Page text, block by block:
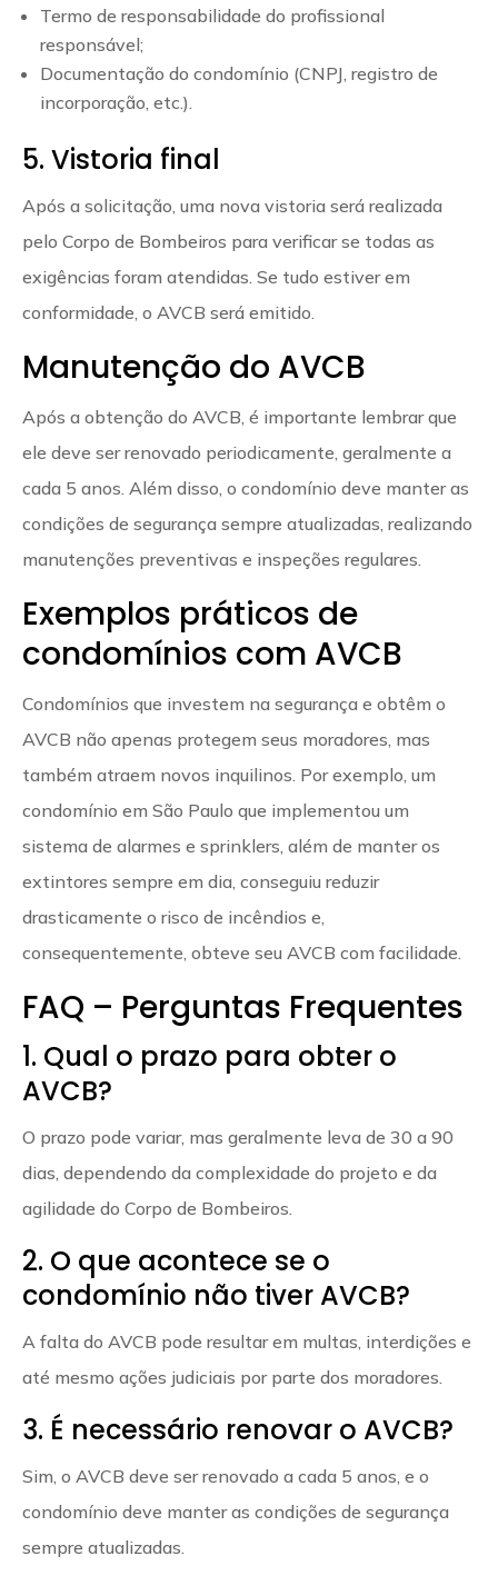
Termo de responsabilidade do profissional
responsável;
Documentação do condomínio (CNPJ, registro de
incorporação, etc.).
5. Vistoria final
Após a solicitação, uma nova vistoria será realizada
pelo Corpo de Bombeiros para verificar se todas as
exigências foram atendidas. Se tudo estiver em
conformidade, o AVCB será emitido.
Manutenção do AVCB
Após a obtenção do AVCB, é importante lembrar que
ele deve ser renovado periodicamente, geralmente a
cada 5 anos. Além disso, o condomínio deve manter as
condições de segurança sempre atualizadas, realizando
manutenções preventivas e inspeções regulares.
Exemplos práticos de
condomínios com AVCB
Condomínios que investem na segurança e obtêm o
AVCB não apenas protegem seus moradores, mas
também atraem novos inquilinos. Por exemplo, um
condomínio em São Paulo que implementou um
sistema de alarmes e sprinklers, além de manter os
extintores sempre em dia, conseguiu reduzir
drasticamente o risco de incêndios e,
consequentemente, obteve seu AVCB com facilidade.
FAQ – Perguntas Frequentes
1. Qual o prazo para obter o
AVCB?
O prazo pode variar, mas geralmente leva de 30 a 90
dias, dependendo da complexidade do projeto e da
agilidade do Corpo de Bombeiros.
2. O que acontece se o
condomínio não tiver AVCB?
A falta do AVCB pode resultar em multas, interdições e
até mesmo ações judiciais por parte dos moradores.
3. É necessário renovar o AVCB?
Sim, o AVCB deve ser renovado a cada 5 anos, e o
condomínio deve manter as condições de segurança
sempre atualizadas.